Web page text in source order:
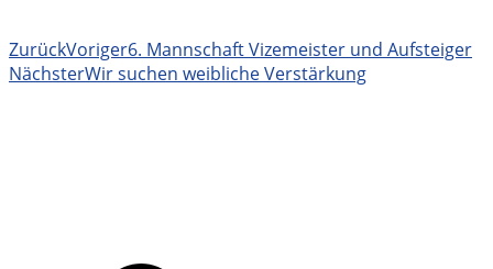
ZurückVoriger6. Mannschaft Vizemeister und Aufsteiger
NächsterWir suchen weibliche Verstärkung